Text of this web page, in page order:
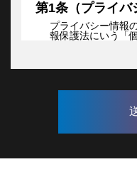
第1条（プライバ
プライバシー情報
報保護法にいう「
プライバシー情報
いい，ご利用いた
た商品，ご覧にな
報，端末の個体識